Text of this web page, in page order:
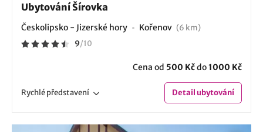
Ubytování Šírovka
Českolipsko - Jizerské hory Kořenov (6 km)
9/10
Cena od 500 Kčdo1000 Kč
Rychlépředstavení Detailubytování